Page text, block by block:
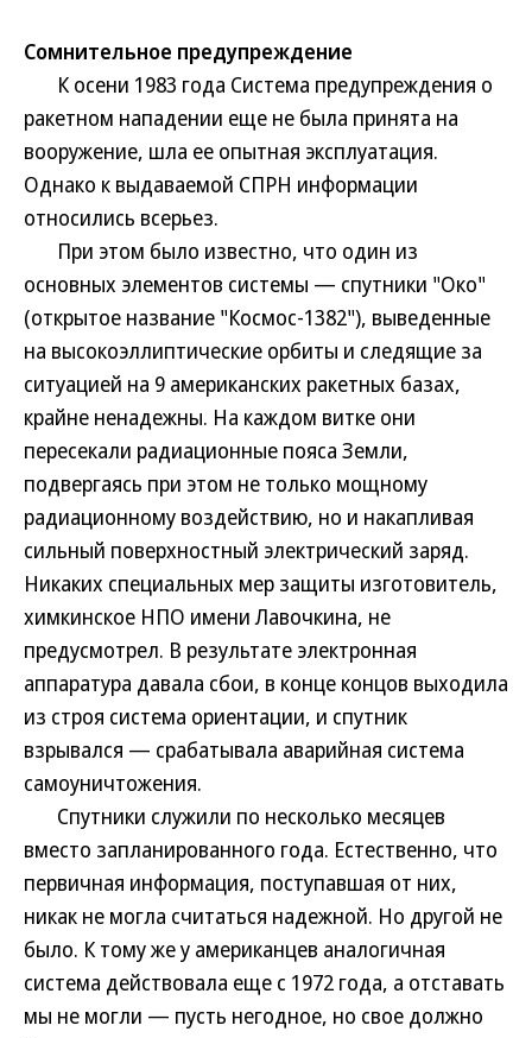
Сомнительное предупреждение
К осени 1983 года Система предупреждения о
ракетном нападении еще не была принята на
вооружение, шла ее опытная эксплуатация.
Однако к выдаваемой СПРН информации
относились всерьез.
При этом было известно, что один из
основных элементов системы — спутники "Око"
(открытое название "Космос-1382"), выведенные
на высокоэллиптические орбиты и следящие за
ситуацией на 9 американских ракетных базах,
крайне ненадежны. На каждом витке они
пересекали радиационные пояса Земли,
подвергаясь при этом не только мощному
радиационному воздействию, но и накапливая
сильный поверхностный электрический заряд.
Никаких специальных мер защиты изготовитель,
химкинское НПО имени Лавочкина, не
предусмотрел. В результате электронная
аппаратура давала сбои, в конце концов выходила
из строя система ориентации, и спутник
взрывался — срабатывала аварийная система
самоуничтожения.
Спутники служили по несколько месяцев
вместо запланированного года. Естественно, что
первичная информация, поступавшая от них,
никак не могла считаться надежной. Но другой не
было. К тому же у американцев аналогичная
система действовала еще с 1972 года, а отставать
мы не могли — пусть негодное, но свое должно